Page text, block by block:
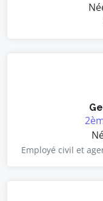
Employé civil et